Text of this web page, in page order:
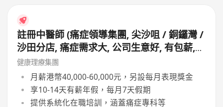
註冊中醫師 (痛症領導集團, 尖沙咀 / 銅鑼灣 /
沙田分店, 痛症需求大, 公司生意好, 有包薪,
無需走鋪, 主力問診, 無需落針及銷售)
健康理療集團
月薪港幣40,000-60,000元，另設每月表現獎金
享10-14天有薪年假，每月7天假期
提供系統化在職培訓，涵蓋痛症專科等